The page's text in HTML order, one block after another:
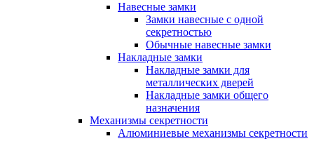
Навесные замки
Замки навесные с одной
секретностью
Обычные навесные замки
Накладные замки
Накладные замки для
металлических дверей
Накладные замки общего
назначения
Механизмы секретности
Алюминиевые механизмы секретности